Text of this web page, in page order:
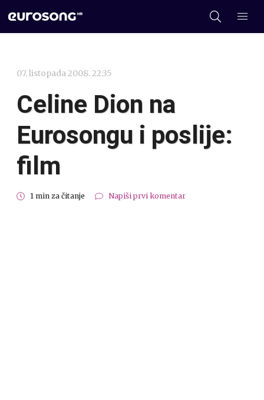
07. listopada 2008. 22:35
Celine Dion na
Eurosongu i poslije:
film
1 min za čitanje Napiši prvi komentar